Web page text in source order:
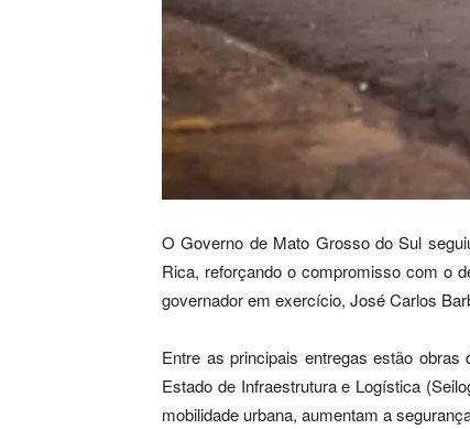
O Governo de Mato Grosso do Sul
Rica, reforçando o compromisso com o
governador em exercício, José Carlos
Entre as principais entregas estão
Estado de Infraestrutura e Logística
mobilidade urbana, aumentam a